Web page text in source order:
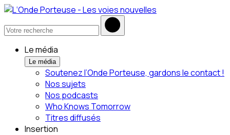
Le média
Le média
Soutenez l’Onde Porteuse, gardons le contact !
Nos sujets
Nos podcasts
Who Knows Tomorrow
Titres diffusés
Insertion